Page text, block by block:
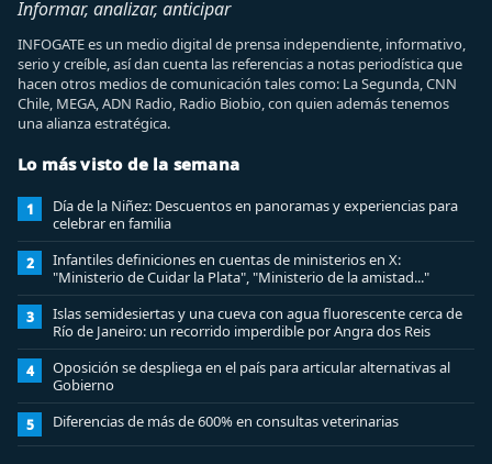
Informar, analizar, anticipar
INFOGATE es un medio digital de prensa independiente, informativo,
serio y creíble, así dan cuenta las referencias a notas periodística que
hacen otros medios de comunicación tales como: La Segunda, CNN
Chile, MEGA, ADN Radio, Radio Biobio, con quien además tenemos
una alianza estratégica.
Lo más visto de la semana
1
Día de la Niñez: Descuentos en panoramas y experiencias para
celebrar en familia
2
Infantiles definiciones en cuentas de ministerios en X:
"Ministerio de Cuidar la Plata", "Ministerio de la amistad..."
3
Islas semidesiertas y una cueva con agua fluorescente cerca de
Río de Janeiro: un recorrido imperdible por Angra dos Reis
4
Oposición se despliega en el país para articular alternativas al
Gobierno
5 Diferencias de más de 600% en consultas veterinarias